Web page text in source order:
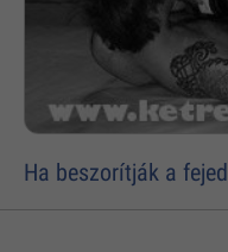
Ha beszorítják a fejed